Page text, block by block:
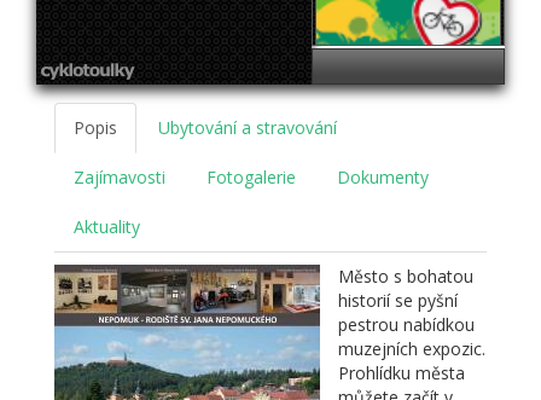
nepomuk 2009
Popis Ubytování a stravování
Zajímavosti Fotogalerie Dokumenty
Aktuality
Město s bohatou
historií se pyšní
pestrou nabídkou
muzejních expozic.
Prohlídku města